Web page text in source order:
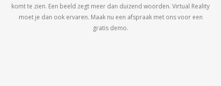
komt te zien. Een beeld zegt meer dan duizend woorden. Virtual Reality
moet je dan ook ervaren. Maak nu een afspraak met ons voor een
gratis demo.